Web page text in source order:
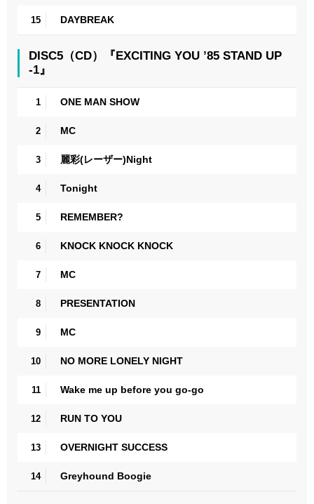
15 DAYBREAK
DISC5（CD）『EXCITING YOU ’85 STAND UP
-1』
1 ONE MAN SHOW
2 MC
3 麗彩(レーザー)Night
4 Tonight
5 REMEMBER?
6 KNOCK KNOCK KNOCK
7 MC
8 PRESENTATION
9 MC
10 NO MORE LONELY NIGHT
11 Wake me up before you go-go
12 RUN TO YOU
13 OVERNIGHT SUCCESS
14 Greyhound Boogie